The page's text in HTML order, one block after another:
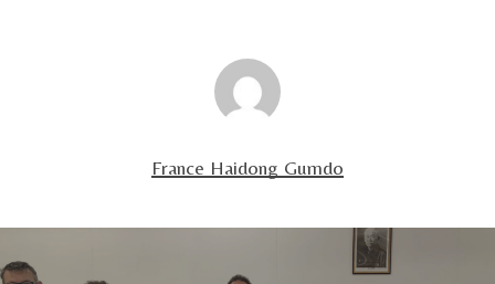
France Haidong Gumdo